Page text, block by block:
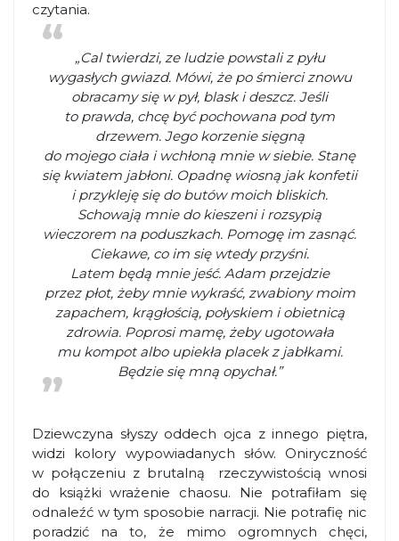
czytania.
„Cal twierdzi, ze ludzie powstali z pyłu
wygasłych gwiazd. Mówi, że po śmierci znowu
obracamy się w pył, blask i deszcz. Jeśli
to prawda, chcę być pochowana pod tym
drzewem. Jego korzenie sięgną
do mojego ciała i wchłoną mnie w siebie. Stanę
się kwiatem jabłoni. Opadnę wiosną jak konfetii
i przykleję się do butów moich bliskich.
Schowają mnie do kieszeni i rozsypią
wieczorem na poduszkach. Pomogę im zasnąć.
Ciekawe, co im się wtedy przyśni.
Latem będą mnie jeść. Adam przejdzie
przez płot, żeby mnie wykraść, zwabiony moim
zapachem, krągłością, połyskiem i obietnicą
zdrowia. Poprosi mamę, żeby ugotowała
mu kompot albo upiekła placek z jabłkami.
Będzie się mną opychał.”
Dziewczyna słyszy oddech ojca z innego piętra,
widzi kolory wypowiadanych słów. Oniryczność
w połączeniu z brutalną rzeczywistością wnosi
do książki wrażenie chaosu. Nie potrafiłam się
odnaleźć w tym sposobie narracji. Nie potrafię nic
poradzić na to, że mimo ogromnych chęci,